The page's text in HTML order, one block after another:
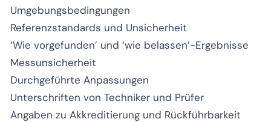
Umgebungsbedingungen
Referenzstandards und Unsicherheit
‘Wie vorgefunden’ und ‘wie belassen’-Ergebnisse
Messunsicherheit
Durchgeführte Anpassungen
Unterschriften von Techniker und Prüfer
Angaben zu Akkreditierung und Rückführbarkeit